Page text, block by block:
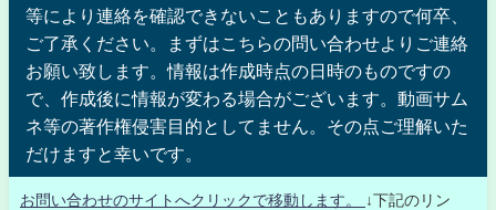
等により連絡を確認できないこともありますので何卒、
ご了承ください。まずはこちらの問い合わせよりご連絡
お願い致します。情報は作成時点の日時のものですの
で、作成後に情報が変わる場合がございます。動画サム
ネ等の著作権侵害目的としてません。その点ご理解いた
だけますと幸いです。
お問い合わせのサイトへクリックで移動します。
↓下記のリン